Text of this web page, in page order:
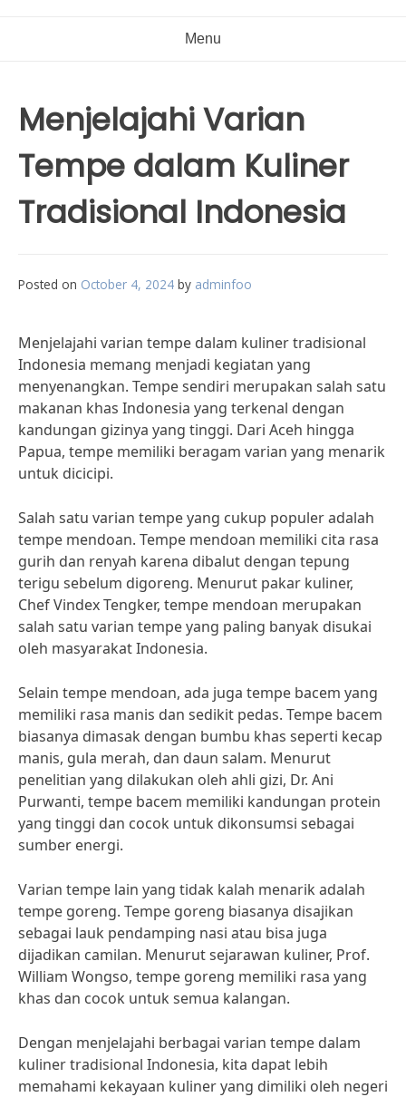
Menu
Menjelajahi Varian
Tempe dalam Kuliner
Tradisional Indonesia
Posted on October 4, 2024 by adminfoo
Menjelajahi varian tempe dalam kuliner tradisional
Indonesia memang menjadi kegiatan yang
menyenangkan. Tempe sendiri merupakan salah satu
makanan khas Indonesia yang terkenal dengan
kandungan gizinya yang tinggi. Dari Aceh hingga
Papua, tempe memiliki beragam varian yang menarik
untuk dicicipi.
Salah satu varian tempe yang cukup populer adalah
tempe mendoan. Tempe mendoan memiliki cita rasa
gurih dan renyah karena dibalut dengan tepung
terigu sebelum digoreng. Menurut pakar kuliner,
Chef Vindex Tengker, tempe mendoan merupakan
salah satu varian tempe yang paling banyak disukai
oleh masyarakat Indonesia.
Selain tempe mendoan, ada juga tempe bacem yang
memiliki rasa manis dan sedikit pedas. Tempe bacem
biasanya dimasak dengan bumbu khas seperti kecap
manis, gula merah, dan daun salam. Menurut
penelitian yang dilakukan oleh ahli gizi, Dr. Ani
Purwanti, tempe bacem memiliki kandungan protein
yang tinggi dan cocok untuk dikonsumsi sebagai
sumber energi.
Varian tempe lain yang tidak kalah menarik adalah
tempe goreng. Tempe goreng biasanya disajikan
sebagai lauk pendamping nasi atau bisa juga
dijadikan camilan. Menurut sejarawan kuliner, Prof.
William Wongso, tempe goreng memiliki rasa yang
khas dan cocok untuk semua kalangan.
Dengan menjelajahi berbagai varian tempe dalam
kuliner tradisional Indonesia, kita dapat lebih
memahami kekayaan kuliner yang dimiliki oleh negeri